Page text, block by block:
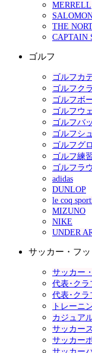
MERRELL
THE
CAPTAIN
ゴルフ
ゴルフカ
ゴルフク
ゴルフボ
ゴルフウ
ゴルフバ
ゴルフシ
ゴルフグ
ゴルフ練
ゴルフラ
adidas
DUNLOP
le coq
MIZUNO
NIKE
UNDER
サッカー・フ
サッカー
代表･クラ
代表･ク
トレーニ
カジュア
サッカー
サッカー